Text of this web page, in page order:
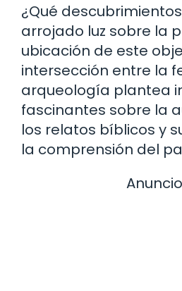
¿Qué
arrojado luz sobre la
ubicación de este
intersección entre la
arqueología plantea
fascinantes sobre la
los relatos bíblicos y
la comprensión del